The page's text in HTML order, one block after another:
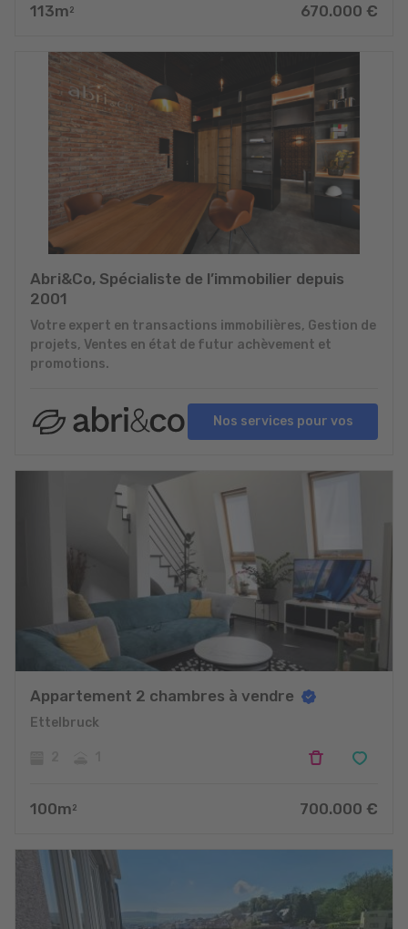
113m 2 670.000 €
Abri&Co, Spécialiste de l’immobilier depuis
2001
Votre expert en transactions immobilières, Gestion de
projets, Ventes en état de futur achèvement et
promotions.
Nos services pour vos
Appartement 2 chambres à vendre
Ettelbruck
100m 2 700.000 €